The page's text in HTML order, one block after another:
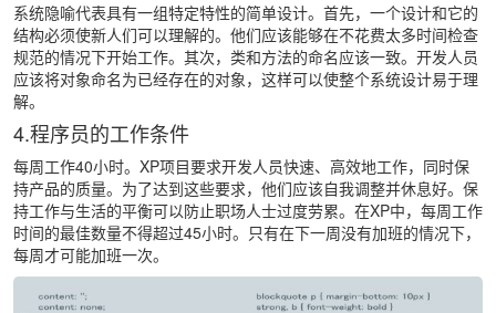
系统隐喻代表具有一组特定特性的简单设计。首先，一个设计和它的
结构必须使新人们可以理解的。他们应该能够在不花费太多时间检查
规范的情况下开始工作。其次，类和方法的命名应该一致。开发人员
应该将对象命名为已经存在的对象，这样可以使整个系统设计易于理
解。
4.程序员的工作条件
每周工作40小时。XP项目要求开发人员快速、高效地工作，同时保
持产品的质量。为了达到这些要求，他们应该自我调整并休息好。保
持工作与生活的平衡可以防止职场人士过度劳累。在XP中，每周工作
时间的最佳数量不得超过45小时。只有在下一周没有加班的情况下，
每周才可能加班一次。